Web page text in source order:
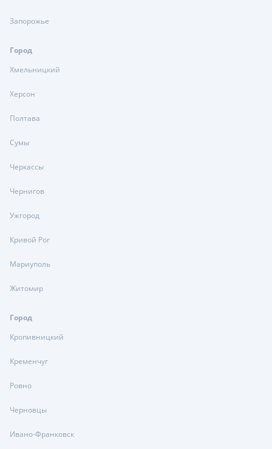
Запорожье
Город
Хмельницкий
Херсон
Полтава
Сумы
Черкассы
Чернигов
Ужгород
Кривой Рог
Мариуполь
Житомир
Город
Кропивницкий
Кременчуг
Ровно
Черновцы
Ивано-Франковск